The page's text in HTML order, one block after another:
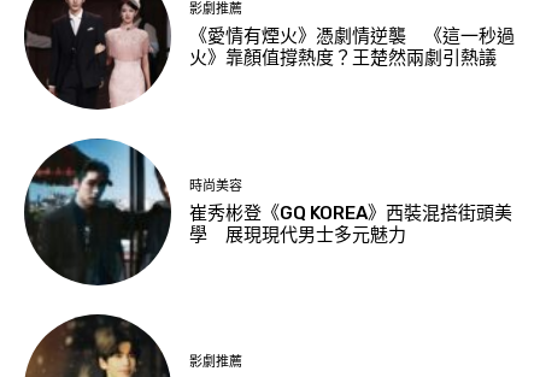
影劇推薦
《愛情有煙火》憑劇情逆襲 《這一秒過
火》靠顏值撐熱度？王楚然兩劇引熱議
時尚美容
崔秀彬登《GQ KOREA》西裝混搭街頭美
學 展現現代男士多元魅力
影劇推薦